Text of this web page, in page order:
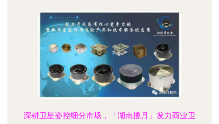
深耕卫星姿控细分市场，「湖南揽月」发力商业卫